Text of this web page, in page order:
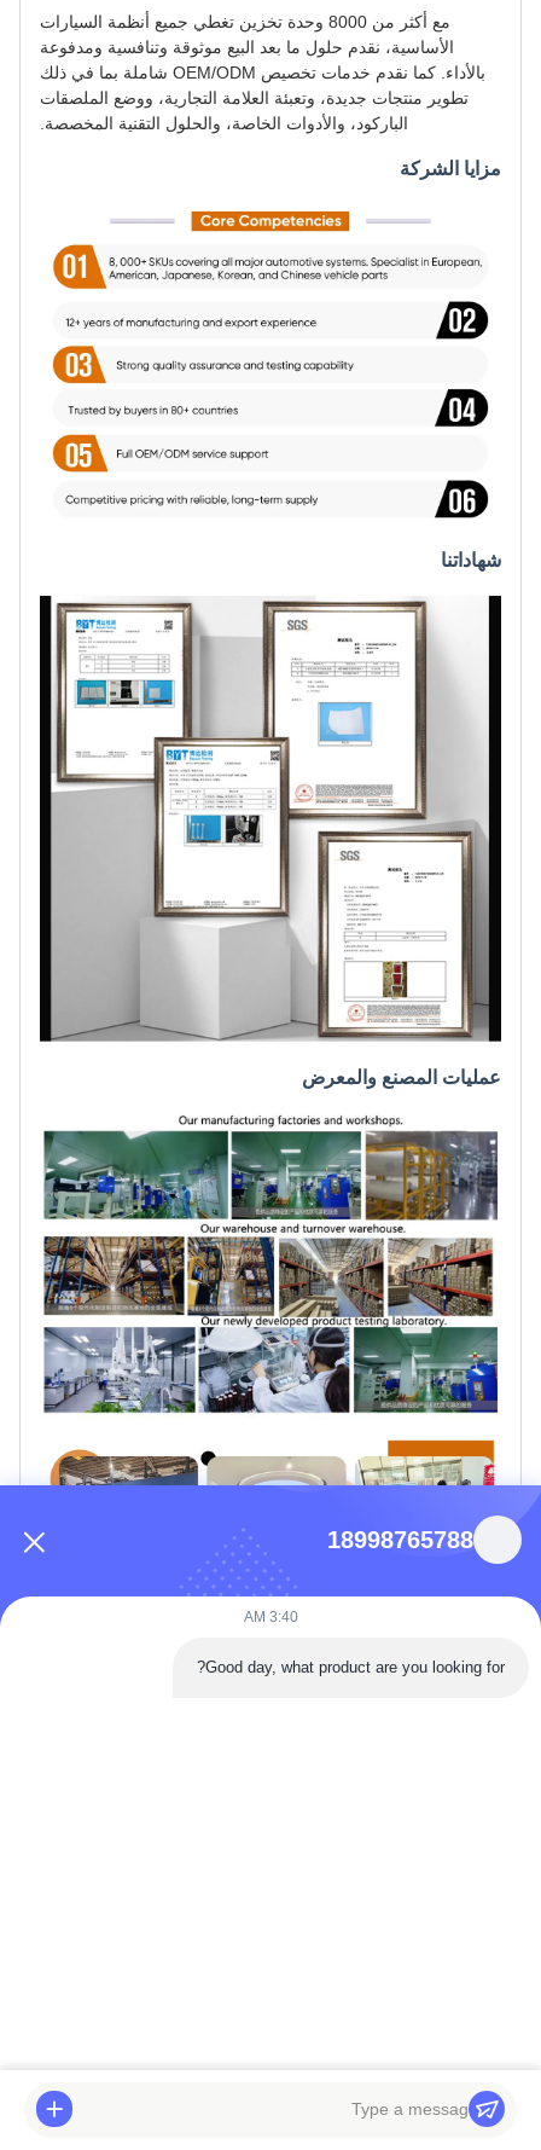
مع أكثر من 8000 وحدة تخزين تغطي جميع أنظمة السيارات
الأساسية، نقدم حلول ما بعد البيع موثوقة وتنافسية ومدفوعة
بالأداء. كما نقدم خدمات تخصيص OEM/ODM شاملة بما في ذلك
تطوير منتجات جديدة، وتعبئة العلامة التجارية، ووضع الملصقات
الباركود، والأدوات الخاصة، والحلول التقنية المخصصة.
مزايا الشركة
شهاداتنا
عمليات المصنع والمعرض
18998765788
3:40 AM
Good day, what product are you looking for?